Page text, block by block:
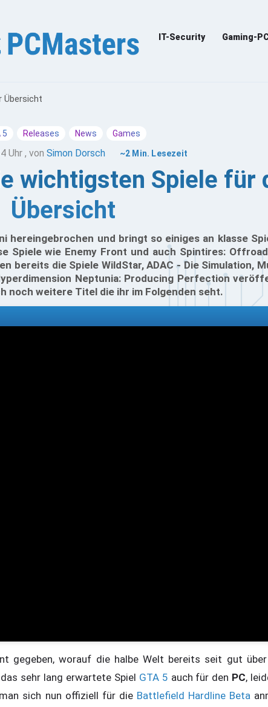
IT-Security Gaming-
Übersicht
5 Releases News Games
Uhr , von Simon Dorsch ~2 Min. Lesezeit
wichtigsten Spiele für
Übersicht
hereingebrochen und bringt so einiges an klasse
Spiele wie Enemy Front und auch Spintires:
bereits die Spiele WildStar, ADAC - Die Simulation,
Neptunia: Producing Perfection
noch weitere Titel die ihr im Folgenden seht.
gegeben, worauf die halbe Welt bereits seit gut
sehr lang erwartete Spiel GTA 5 auch für den PC,
sich nun offiziell für die Battlefield Hardline Beta